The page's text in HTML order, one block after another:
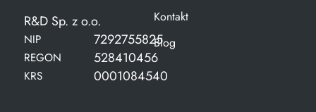
R&D Sp. z o.o.
NIP 7292755825
REGON 528410456
KRS 0001084540
Kontakt
Blog